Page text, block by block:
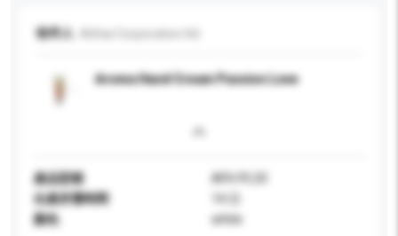
收件人
Aroma Hand Cream Passion Love
產品型號
AFH-PL33
生產所需時間
顏色
white